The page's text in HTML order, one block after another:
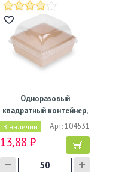
Одноразовый
квадратный контейнер,
из…
В наличии Арт: 104531
13,88 ₽